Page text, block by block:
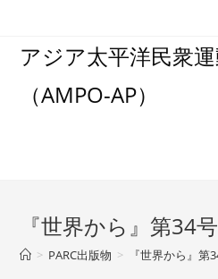
アジア太平洋民衆
（AMPO-AP）
『世界から』第
> PARC出版物 > 『世界から』